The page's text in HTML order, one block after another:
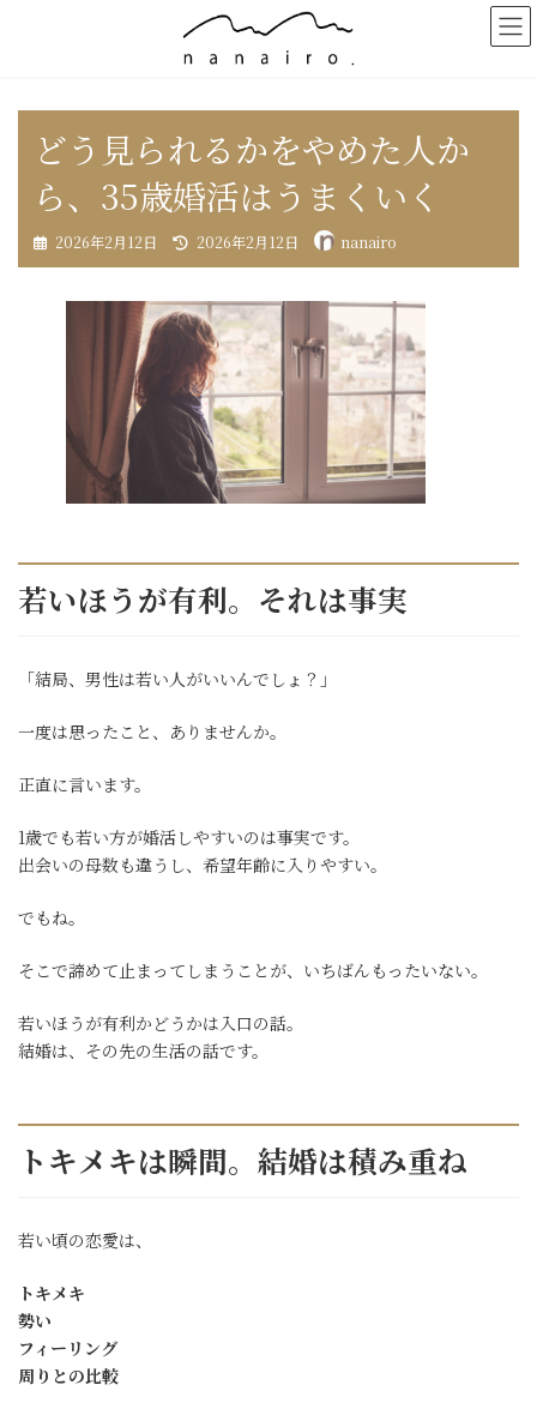
どう見られるかをやめた人か
ら、35歳婚活はうまくいく
2026年2月12日
最
新
日
時
:
2026年2月12日 nanairo
若いほうが有利。それは事実
「結局、男性は若い人がいいんでしょ？」
一度は思ったこと、ありませんか。
正直に言います。
1歳でも若い方が婚活しやすいのは事実です。
出会いの母数も違うし、希望年齢に入りやすい。
でもね。
そこで諦めて止まってしまうことが、いちばんもったいない。
若いほうが有利かどうかは入口の話。
結婚は、その先の生活の話です。
トキメキは瞬間。結婚は積み重ね
若い頃の恋愛は、
トキメキ
勢い
フィーリング
周りとの比較